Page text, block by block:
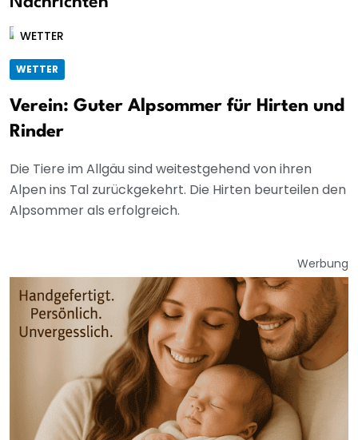
WETTER
WETTER
Verein: Guter Alpsommer für Hirten und
Rinder
Die Tiere im Allgäu sind weitestgehend von ihren
Alpen ins Tal zurückgekehrt. Die Hirten beurteilen den
Alpsommer als erfolgreich.
Werbung